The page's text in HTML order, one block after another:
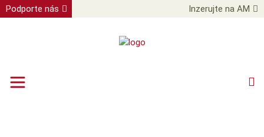
Podporte nás Inzerujte na AM